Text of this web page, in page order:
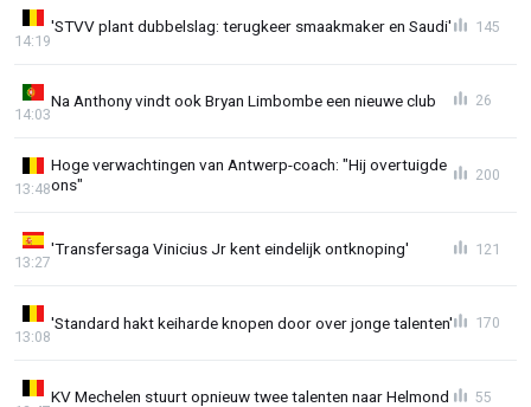
'STVV plant dubbelslag: terugkeer smaakmaker en Saudi'
14:19
145
Na Anthony vindt ook Bryan Limbombe een nieuwe club
14:03
26
Hoge verwachtingen van Antwerp-coach: "Hij overtuigde
ons"
13:48
200
'Transfersaga Vinicius Jr kent eindelijk ontknoping'
13:27
121
'Standard hakt keiharde knopen door over jonge talenten'
13:08
170
KV Mechelen stuurt opnieuw twee talenten naar Helmond 55